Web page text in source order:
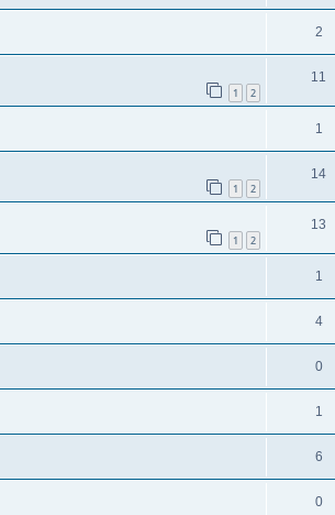
2
1 2
11
1
1 2
14
1 2
13
1
4
0
1
6
0